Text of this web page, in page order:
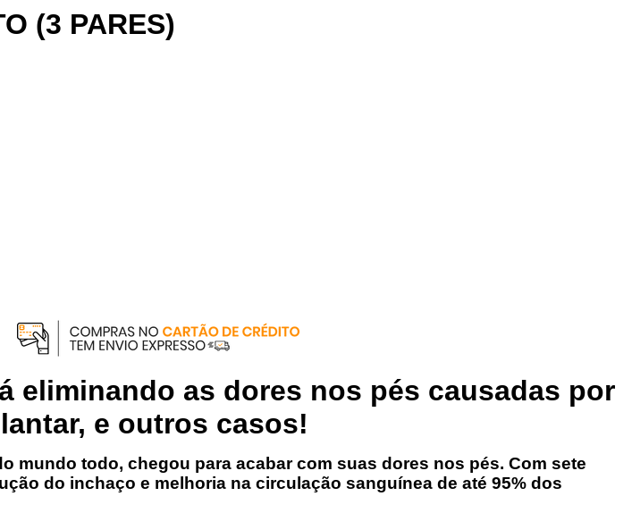
(3 PARES)
eliminando as dores nos pés causadas por
e outros casos!
mundo todo, chegou para acabar com suas dores nos pés. Com sete
do inchaço e melhoria na circulação sanguínea de até 95% dos